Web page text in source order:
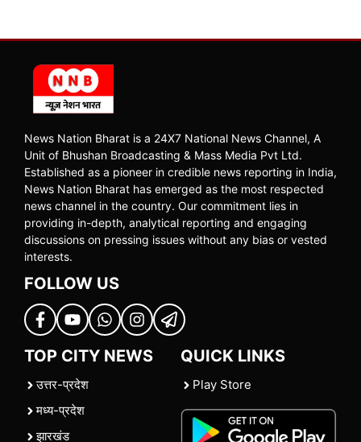
News Nation Bharat is a 24X7 National News Channel, A
Unit of Bhushan Broadcasting & Mass Media Pvt Ltd.
Established as a pioneer in credible news reporting in India,
News Nation Bharat has emerged as the most respected
news channel in the country. Our commitment lies in
providing in-depth, analytical reporting and engaging
discussions on pressing issues without any bias or vested
interests.
FOLLOW US
TOP CITY NEWS
उत्तर-प्रदेश
मध्य-प्रदेश
झारखंड
QUICK LINKS
Play Store